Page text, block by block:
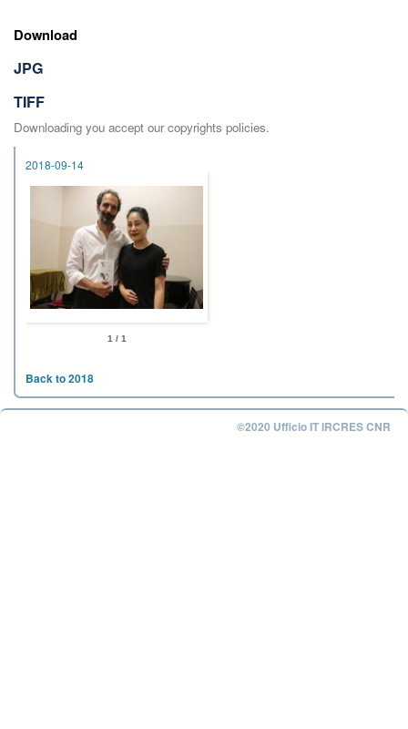
Download
JPG
TIFF
Downloading you accept our copyrights policies.
2018-09-14
1 / 1
Back to 2018
©2020 Ufficio IT IRCRES CNR